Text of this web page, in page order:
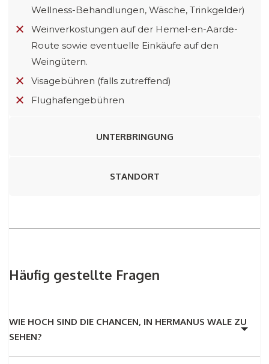
Wellness-Behandlungen, Wäsche, Trinkgelder)
Weinverkostungen auf der Hemel-en-Aarde-
Route sowie eventuelle Einkäufe auf den
Weingütern.
Visagebühren (falls zutreffend)
Flughafengebühren
UNTERBRINGUNG
STANDORT
Häufig gestellte Fragen
WIE HOCH SIND DIE CHANCEN, IN HERMANUS WALE ZU
SEHEN?